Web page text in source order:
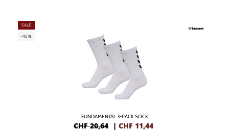
SALE
-45%
FUNDAMENTAL 3-PACK SOCK
CHF 20,64 | CHF 11,44